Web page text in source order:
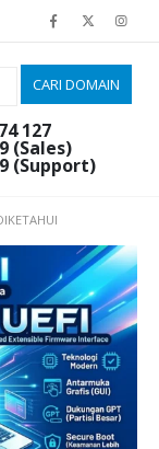
127
(Sales)
(Support)